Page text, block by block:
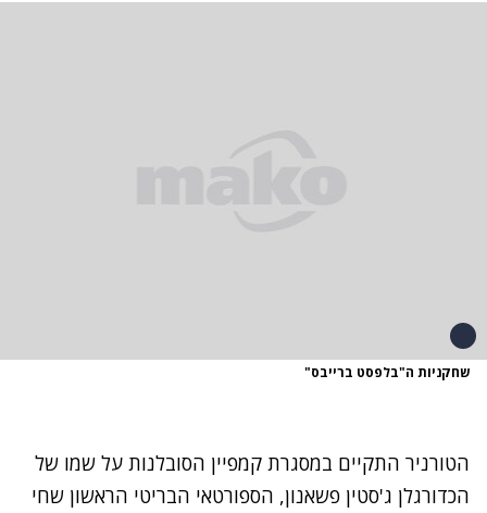
שחקניות ה"בלפסט ברייבס"
הטורניר התקיים במסגרת קמפיין הסובלנות על שמו של
הכדורגלן ג'סטין פשאנון, הספורטאי הבריטי הראשון שחי